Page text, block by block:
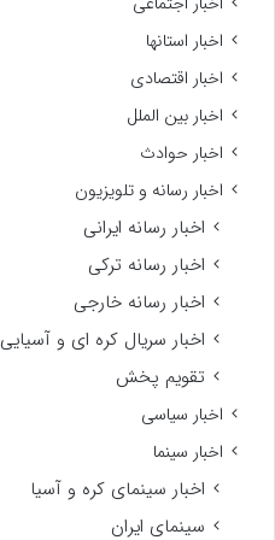
اخبار استانها
اخبار اقتصادی
اخبار بین الملل
اخبار حوادث
اخبار رسانه و تلویزیون
اخبار رسانه ایرانی
اخبار رسانه ترکی
اخبار رسانه خارجی
اخبار سریال کره ای و آسیایی
تقویم پخش
اخبار سیاسی
اخبار سینما
اخبار سینمای کره و آسیا
سینمای ایران